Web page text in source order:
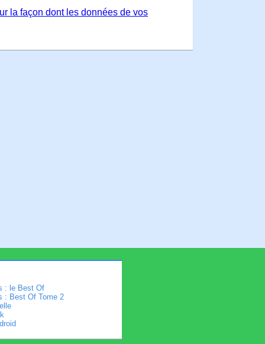
la façon dont les données de vos
: le Best Of
: Best Of Tome 2